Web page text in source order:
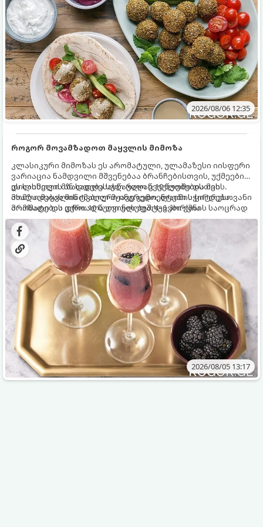
2026/08/06 12:35
როგორ მოვამზადოთ მაყვლის მიმოზა
კლასიკური მიმოზას ეს არომატული, ულამაზესი იისფერი
ვარიაცია ნამდვილი მშვენებაა ბრანჩებისთვის, უქმეების
დილისთვის ან სადღესასწაულო წვეულებებისთვის.
ახალი მაყვლის ტკბილ-მჟავე გემო, ლაიმის ციტრუსოვანი
არომატი და ცქრიალა ღვინის ბუშტუკები ქმნის საოცრად
დახვეწილ და მაგრილებელ კოქტეილს.
ეს სასმელი მზადდება სულ რაღაც 10 წუთში და მის
მომზადებას მინიმალური ინგრედიენტები სჭირდება.
მომზადების დრო: 10 წუთი ულუფა: 4–6 პორცია
2026/08/05 13:17